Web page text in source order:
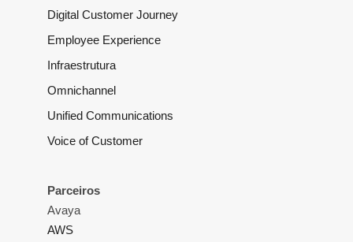
Digital Customer Journey
Employee Experience
Infraestrutura
Omnichannel
Unified Communications
Voice of Customer
Parceiros
Avaya
AWS